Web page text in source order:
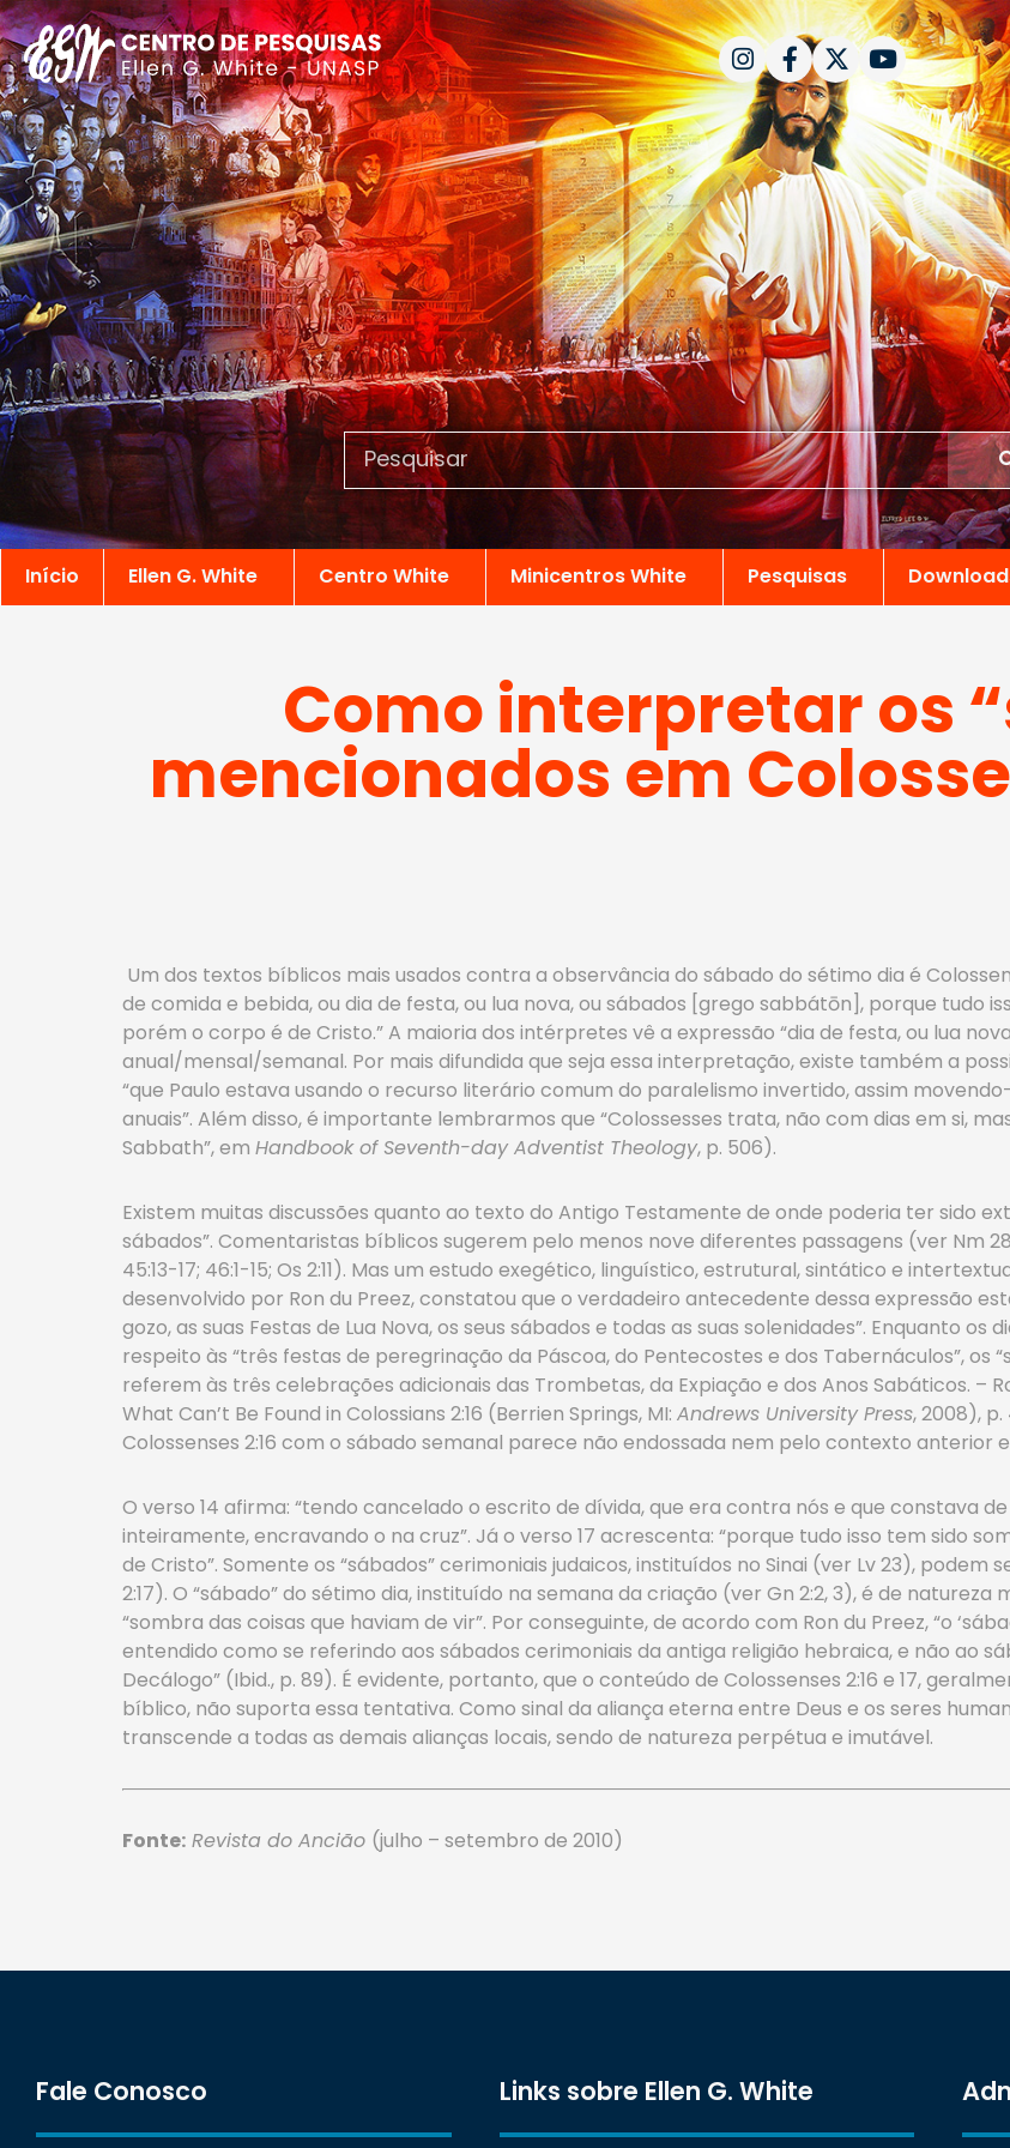
Início Ellen G. White Centro White Minicentros White Pesquisas
Como interpretar os
mencionados em
Um dos textos bíblicos mais usados contra a observância do sábado do sétimo dia é
de comida e bebida, ou dia de festa, ou lua nova, ou sábados [grego sabbátōn], porque tudo
porém o corpo é de Cristo.” A maioria dos intérpretes vê a expressão “dia de festa, ou lua
anual/mensal/semanal. Por mais difundida que seja essa interpretação, existe também a
“que Paulo estava usando o recurso literário comum do paralelismo invertido, assim
anuais”. Além disso, é importante lembrarmos que “Colossesses trata, não com dias em si,
Sabbath”, em Handbook of Seventh-day Adventist Theology, p. 506).
Existem muitas discussões quanto ao texto do Antigo Testamente de onde poderia ter sido
sábados”. Comentaristas bíblicos sugerem pelo menos nove diferentes passagens (ver Nm 28-29;
45:13-17; 46:1-15; Os 2:11). Mas um estudo exegético, linguístico, estrutural, sintático e
desenvolvido por Ron du Preez, constatou que o verdadeiro antecedente dessa expressão
gozo, as suas Festas de Lua Nova, os seus sábados e todas as suas solenidades”. Enquanto
respeito às “três festas de peregrinação da Páscoa, do Pentecostes e dos Tabernáculos”,
referem às três celebrações adicionais das Trombetas, da Expiação e dos Anos Sabáticos. –
What Can’t Be Found in Colossians 2:16 (Berrien Springs, MI: Andrews University Press, 2008),
Colossenses 2:16 com o sábado semanal parece não endossada nem pelo contexto anterior
O verso 14 afirma: “tendo cancelado o escrito de dívida, que era contra nós e que constava
inteiramente, encravando o na cruz”. Já o verso 17 acrescenta: “porque tudo isso tem sido
de Cristo”. Somente os “sábados” cerimoniais judaicos, instituídos no Sinai (ver Lv 23), podem
2:17). O “sábado” do sétimo dia, instituído na semana da criação (ver Gn 2:2, 3), é de
“sombra das coisas que haviam de vir”. Por conseguinte, de acordo com Ron du Preez, “o
entendido como se referindo aos sábados cerimoniais da antiga religião hebraica, e não ao
Decálogo” (Ibid., p. 89). É evidente, portanto, que o conteúdo de Colossenses 2:16 e 17,
bíblico, não suporta essa tentativa. Como sinal da aliança eterna entre Deus e os seres
transcende a todas as demais alianças locais, sendo de natureza perpétua e imutável.
Fonte: Revista do Ancião (julho – setembro de 2010)
Fale Conosco Links sobre Ellen G. White